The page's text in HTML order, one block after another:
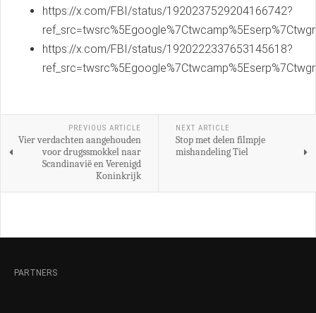
https://x.com/FBI/status/1920237529204166742?
https://x.com/FBI/status/1920222337653145618?
PREVIOUS ARTICLE
Vier verdachten aangehouden
voor drugssmokkel naar
Scandinavië en Verenigd
Koninkrijk
NEXT ARTICLE
Stop met delen filmpje
mishandeling Tiel
PARTNERS